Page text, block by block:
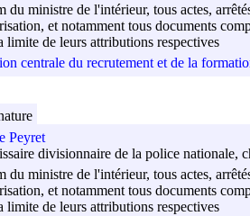
du ministre de l'intérieur, tous actes,
et notamment tous documents
limite de leurs attributions respectives
centrale du recrutement et de la
Peyret
divisionnaire de la police nationale,
du ministre de l'intérieur, tous actes,
et notamment tous documents
limite de leurs attributions respectives